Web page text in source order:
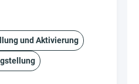
und Aktivierung